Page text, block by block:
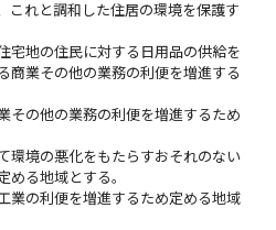
これと調和した住居の環境を保護す
宅地の住民に対する日用品の供給を
商業その他の業務の利便を増進する
その他の業務の利便を増進するため
環境の悪化をもたらすおそれのない
める地域とする。
業の利便を増進するため定める地域